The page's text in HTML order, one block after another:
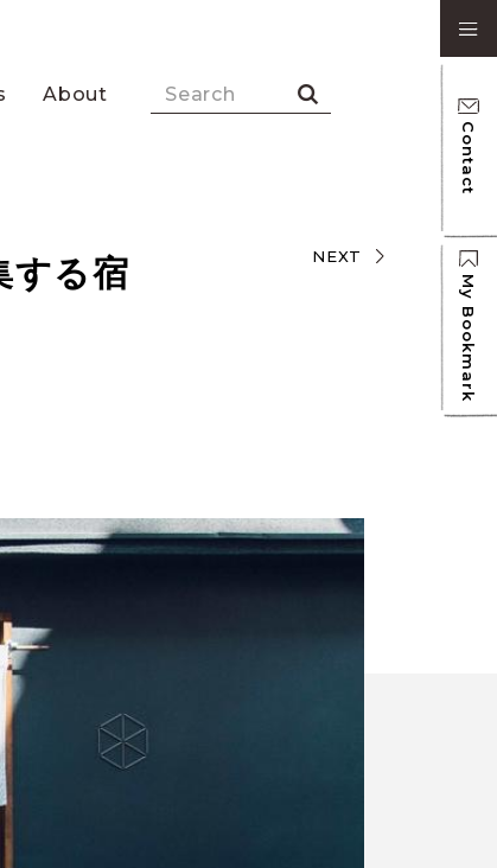
About
Contact
My Bookmark
NEXT
する宿